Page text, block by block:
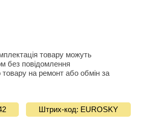
товару можуть
без повідомлення
товару на ремонт або обмiн за
Штрих-код: EUROSKY